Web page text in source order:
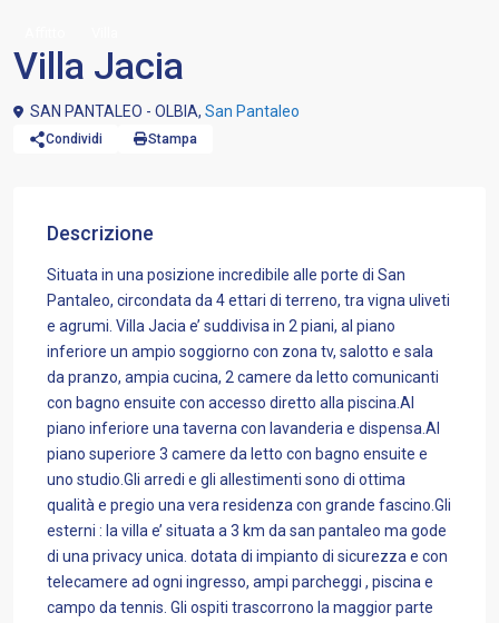
Villa Jacia
SAN PANTALEO - OLBIA, San Pantaleo
Condividi Stampa
Descrizione
Situata in una posizione incredibile alle porte di San
Pantaleo, circondata da 4 ettari di terreno, tra vigna uliveti
e agrumi. Villa Jacia e’ suddivisa in 2 piani, al piano
inferiore un ampio soggiorno con zona tv, salotto e sala
da pranzo, ampia cucina, 2 camere da letto comunicanti
con bagno ensuite con accesso diretto alla piscina.Al
piano inferiore una taverna con lavanderia e dispensa.Al
piano superiore 3 camere da letto con bagno ensuite e
uno studio.Gli arredi e gli allestimenti sono di ottima
qualità e pregio una vera residenza con grande fascino.Gli
esterni : la villa e’ situata a 3 km da san pantaleo ma gode
di una privacy unica. dotata di impianto di sicurezza e con
telecamere ad ogni ingresso, ampi parcheggi , piscina e
campo da tennis. Gli ospiti trascorrono la maggior parte